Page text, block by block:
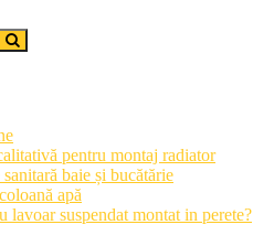
pentru montaj radiator
baie și bucătărie
apă
lavoar suspendat montat in perete?